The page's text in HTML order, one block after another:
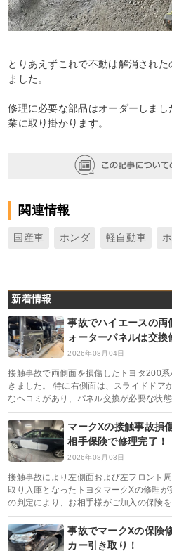
とりあえずこれで不動は解消され
ました。
修理に必要な部品はオーダーしま
業に取り掛かります。
関連情報
国産車 ホンダ 軽自動車
新着情報
事故でハイエースの両
ォーターパネルは交換
2026年08月04日
接触事故で両側面を損傷したトヨタ200
きました。 特に右側面は、スライドドア
なヘコミがあり、パネル交換が必要な状
マークXの接触事故損
相手保険で修理完了！
2026年08月03日
接触事故により左側面および左フロント
取り入庫となったトヨタマークXの修理
の判定により、お相手様がご加入の保険
事故でマークXの保険
カー引き取り！